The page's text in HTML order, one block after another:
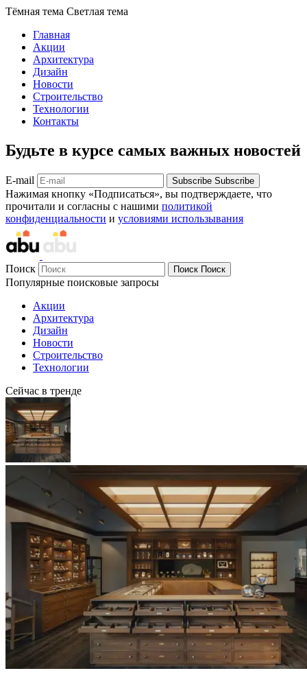
Тёмная тема Светлая тема
Главная
Акции
Архитектура
Дизайн
Новости
Строительство
Технологии
Контакты
Будьте в курсе самых важных новостей
E-mail Subscribe Subscribe
Нажимая кнопку «Подписаться», вы подтверждаете, что
прочитали и согласны с нашими политикой
конфиденциальности и условиями использывания
Поиск Поиск Поиск
Популярные поисковые запросы
Акции
Архитектура
Дизайн
Новости
Строительство
Технологии
Сейчас в тренде